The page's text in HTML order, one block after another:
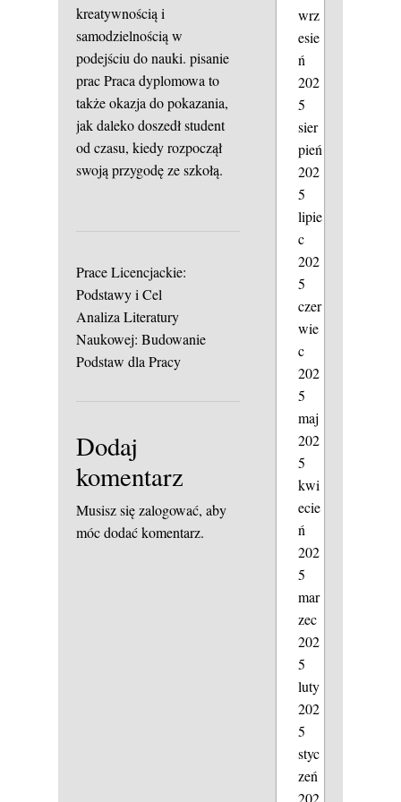
kreatywnością i
samodzielnością w
podejściu do nauki. pisanie
pracPraca dyplomowa to
także okazja do pokazania,
jak daleko doszedł student
od czasu, kiedy rozpoczął
swoją przygodę ze szkołą.
Prace Licencjackie:
Podstawy i Cel
Analiza Literatury
Naukowej: Budowanie
Podstaw dla Pracy
Dodaj
komentarz
Musisz sięzalogować, aby
móc dodać komentarz.
wrz
esie
ń
202
5
sier
pień
202
5
lipie
c
202
5
czer
wie
c
202
5
maj
202
5
kwi
ecie
ń
202
5
mar
zec
202
5
luty
202
5
styc
zeń
202